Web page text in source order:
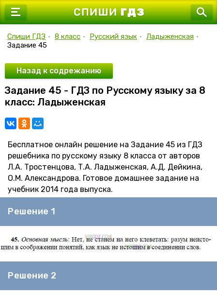
7 класс
9 класс
10 класс
11 класс
Спиши ГДЗ • 8 класс • Русский язык • Ладыженская •
Задание 45
Назад к содрежанию
Задание 45 - ГДЗ по Русскому языку за 8
класс: Ладыженская
Бесплатное онлайн решение на Задание 45 из ГДЗ
решебника по русскому языку 8 класса от авторов
Л.А. Тростенцова, Т.А. Ладыженская, А.Д. Дейкина,
О.М. Александрова. Готовое домашнее задание на
учебник 2014 года выпуска.
Решение 1
Решение 2